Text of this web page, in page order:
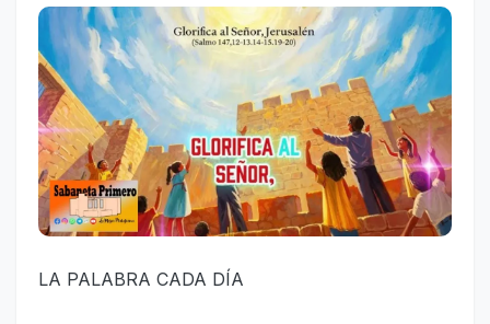
LA PALABRA CADA DÍA